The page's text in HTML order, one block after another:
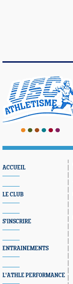
ACCUEIL
LE CLUB
S'INSCRIRE
ENTRAINEMENTS
L'ATHLE PERFORMANCE